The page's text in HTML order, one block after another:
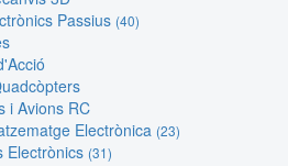
Passius (40)
i Avions RC
Electrònica (23)
Electrònics (31)